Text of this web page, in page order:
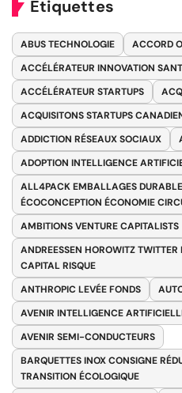
Étiquettes
ABUS TECHNOLOGIE
ACCORD
ACCÉLÉRATEUR INNOVATION
ACCÉLÉRATEUR STARTUPS
ACQUISITONS STARTUPS
ADDICTION RÉSEAUX SOCIAUX
ADOPTION INTELLIGENCE
ALL4PACK EMBALLAGES
ÉCOCONCEPTION ÉCONOMIE
AMBITIONS VENTURE CAPITALISTS
ANDREESSEN HOROWITZ
CAPITAL RISQUE
ANTHROPIC LEVÉE FONDS
AVENIR INTELLIGENCE
AVENIR SEMI-CONDUCTEURS
BARQUETTES INOX CONSIGNE
TRANSITION ÉCOLOGIQUE